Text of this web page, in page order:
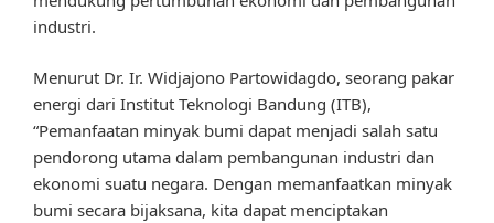
industri.
Menurut Dr. Ir. Widjajono Partowidagdo, seorang pakar
energi dari Institut Teknologi Bandung (ITB),
“Pemanfaatan minyak bumi dapat menjadi salah satu
pendorong utama dalam pembangunan industri dan
ekonomi suatu negara. Dengan memanfaatkan minyak
bumi secara bijaksana, kita dapat menciptakan